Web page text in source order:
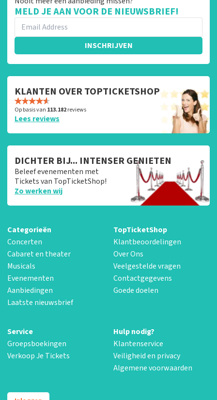
MELD JE AAN VOOR DE NIEUWSBRIEF!
INSCHRIJVEN
KLANTEN OVER TOPTICKETSHOP
Op basis van 113.182reviews
Lees reviews
DICHTER BIJ... INTENSER GENIETEN
Beleef evenementen met
Tickets van TopTicketShop!
Zo werken wij
Categorieën
Concerten
Cabaret en theater
Musicals
Evenementen
Aanbiedingen
Laatste nieuwsbrief
TopTicketShop
Klantbeoordelingen
Over Ons
Veelgestelde vragen
Contactgegevens
Goede doelen
Service
Groepsboekingen
Verkoop Je Tickets
Hulp nodig?
Klantenservice
Veiligheid en privacy
Algemene voorwaarden